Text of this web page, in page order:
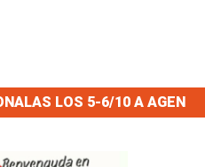
LOS 5-6/10 A AGEN